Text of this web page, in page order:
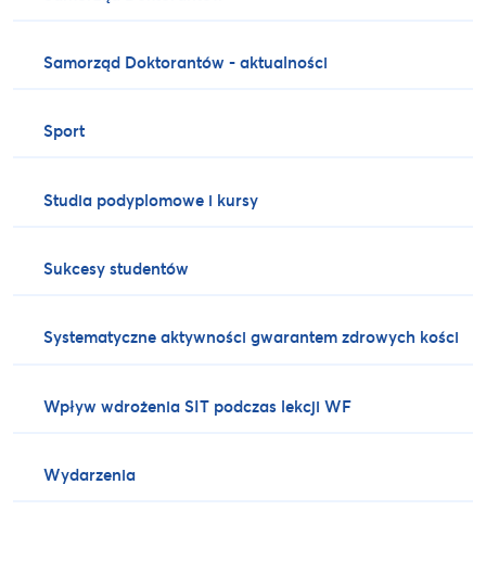
Samorząd Doktorantów - aktualności
Sport
Studia podyplomowe i kursy
Sukcesy studentów
Systematyczne aktywności gwarantem zdrowych kości
Wpływ wdrożenia SIT podczas lekcji WF
Wydarzenia